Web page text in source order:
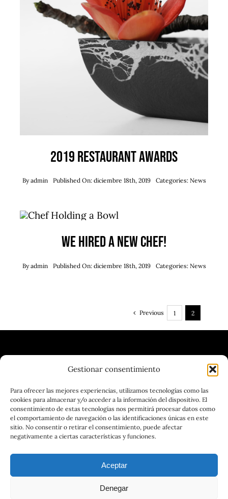
Gestionar consentimiento
Para ofrecer las mejores experiencias, utilizamos tecnologías como las
cookies para almacenar y/o acceder a la información del dispositivo. El
consentimiento de estas tecnologías nos permitirá procesar datos como
el comportamiento de navegación o las identificaciones únicas en este
sitio. No consentir o retirar el consentimiento, puede afectar
negativamente a ciertas características y funciones.
Aceptar
Denegar
2019 Restaurant Awards
Byadmin Published On: diciembre 18th, 2019 Categories: News
We hired a new chef!
Byadmin Published On: diciembre 18th, 2019 Categories: News
Previous 1 2
| VINOTECA | CERVECERÍA |
GASTRONOMÍA